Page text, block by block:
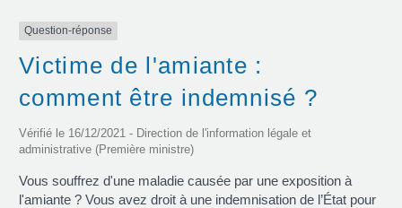
Question-réponse
Victime de l'amiante :
comment être indemnisé ?
Vérifié le 16/12/2021 - Direction de l'information légale et
administrative (Première ministre)
Vous souffrez d'une maladie causée par une exposition à
l'amiante ? Vous avez droit à une indemnisation de l’État pour